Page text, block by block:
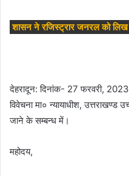
शासन ने रजिस्ट्रार जनरल को
देहरादून: दिनांक- 27 फरवरी, 2023
विवेचना मा० न्यायाधीश, उत्तराखण्ड
जाने के सम्बन्ध में।
महोदय,